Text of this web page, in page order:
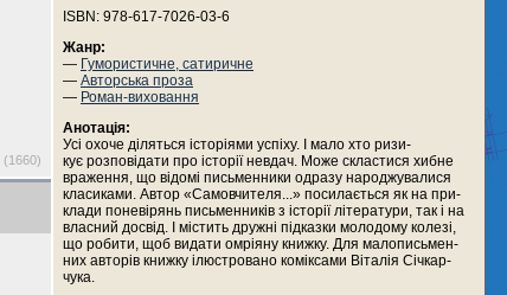
(1660)
ISBN: 978-617-7026-03-6
Жанр:
— Гумористичне, сатиричне
— Авторська проза
— Роман-виховання
Анотація:
Усі охоче діляться історіями успіху. І мало хто ризи-
кує розповідати про історії невдач. Може скластися хибне
враження, що відомі письменники одразу народжувалися
класиками. Автор «Самовчителя...» посилається як на при-
клади поневірянь письменників з історії літератури, так і на
власний досвід. І містить дружні підказки молодому колезі,
що робити, щоб видати омріяну книжку. Для малописьмен-
них авторів книжку ілюстровано коміксами Віталія Січкар-
чука.